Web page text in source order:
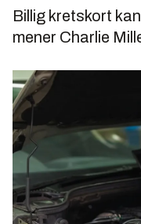
Billig kretskort
mener Charlie